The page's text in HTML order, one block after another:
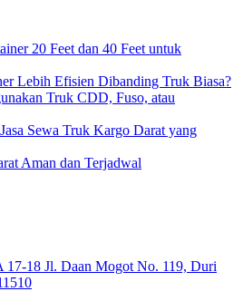
20 Feet dan 40 Feet untuk
Lebih Efisien Dibanding Truk Biasa?
Truk CDD, Fuso, atau
Sewa Truk Kargo Darat yang
Aman dan Terjadwal
18 Jl. Daan Mogot No. 119, Duri